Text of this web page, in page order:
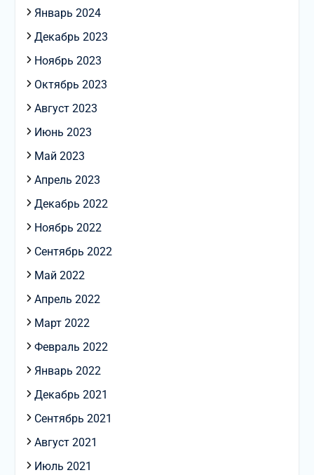
Январь 2024
Декабрь 2023
Ноябрь 2023
Октябрь 2023
Август 2023
Июнь 2023
Май 2023
Апрель 2023
Декабрь 2022
Ноябрь 2022
Сентябрь 2022
Май 2022
Апрель 2022
Март 2022
Февраль 2022
Январь 2022
Декабрь 2021
Сентябрь 2021
Август 2021
Июль 2021